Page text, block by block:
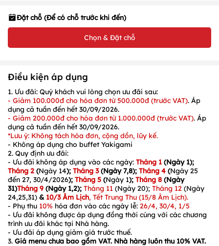
Đặt chỗ (Để có chỗ trước khi đến)
Chọn & Đặt chỗ
Điều kiện áp dụng
1. Ưu đãi: Quý khách vui lòng chọn ưu đãi sau:
- Giảm 100.000đ cho hóa đơn từ 500.000đ (trước VAT). Áp
dụng cả tuần đến hết 30/09/2026.
- Giảm 200.000đ cho hóa đơn từ 1.000.000đ (trước VAT). Áp
dụng cả tuần đến hết 30/09/2026.
*Lưu ý: Không tách hóa đơn, cộng dồn, lũy kế.
- Không áp dụng cho buffet Yakigami
2. Quy định ưu đãi:
- Ưu đãi không áp dụng vào các ngày: Tháng 1 (Ngày 1);
Tháng 2 (Ngày 14); Tháng 3(Ngày 7,8); Tháng 4 (Ngày 25
đến 27, 30/4/2026); Tháng 5 (Ngày 1); Tháng 8 (Ngày
31)Tháng 9 (Ngày 1,2); Tháng 11 (Ngày 20); Tháng 12 (Ngày
24,25,31) & 10/3 Âm Lịch, Tết Trung Thu (15/8 Âm Lịch).
- Phụ thu 10% hóa đơn vào các ngày lễ: 26/4, 30/4, 1/5
- Ưu đãi không được áp dụng đồng thời cùng với các chương
trình ưu đãi khác tại Nhà hàng.
- Ưu đãi áp dụng giảm giá trước thuế.
3. Giá menu chưa bao gồm VAT. Nhà hàng luôn thu 10% VAT.